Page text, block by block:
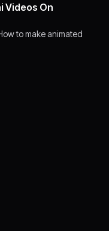
Videos On
to make animated